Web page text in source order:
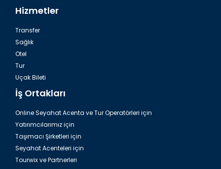
Hizmetler
Transfer
Sağlık
Otel
Tur
Uçak Bileti
İş Ortakları
Online Seyahat Acenta ve Tur Operatörleri için
Yatırımcılarımız için
Taşımacı Şirketleri için
Seyahat Acenteleri için
Tourwix ve Partnerleri